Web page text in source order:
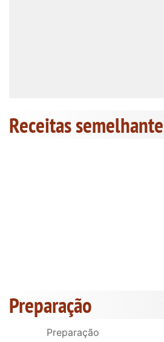
Receitas
Preparação
Preparação